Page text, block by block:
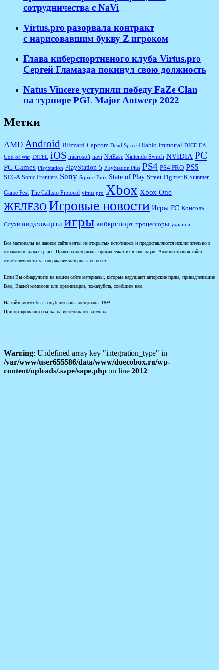
сотрудничества с NaVi
​Virtus.pro разорвала контракт
с нарисовавшим букву Z игроком
Глава киберспортивного клуба Virtus.pro
Сергей Гламазда покинул свою должность
Natus Vincere уступили победу FaZe Clan
на турнире PGL Major Antwerp 2022
Метки
AMD Android Blizzard Capcom Dead Space Diablo Immortal DICE EA
God of War INTEL iOS microsoft navi NetEase Nintendo Switch NVIDIA PC
PC Games PlayStation PlayStation 5 PlayStation Plus PS4 PS4 PRO PS5
SEGA Sonic Frontiers Sony Square Enix State of Play Street Fighter 6 Summer
Game Fest The Callisto Protocol virtus pro Xbox Xbox One
ЖЕЛЕЗО Игровые новости Игры PC Консоль
Слухи видеокарта игры киберспорт процессоры украина
Все материалы на данном сайте взяты из открытых источников и предоставляются исключительно в
ознакомительных целях. Права на материалы принадлежат их владельцам. Администрация сайта
ответственности за содержание материала не несет.
Если Вы обнаружили на нашем сайте материалы, которые нарушают авторские права, принадлежащие
Вам, Вашей компании или организации, пожалуйста, сообщите нам.
На сайте могут быть опубликованы материалы 18+!
При цитировании ссылка на источник обязательна.
Warning: Undefined array key "integration_type" in
/var/www/user655586/data/www/doecobox.ru/wp-
content/uploads/.sape/sape.php on line 2012